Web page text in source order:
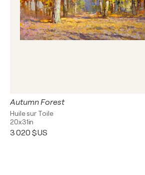
Autumn Forest
Huile sur Toile
20x31in
3 020 $US